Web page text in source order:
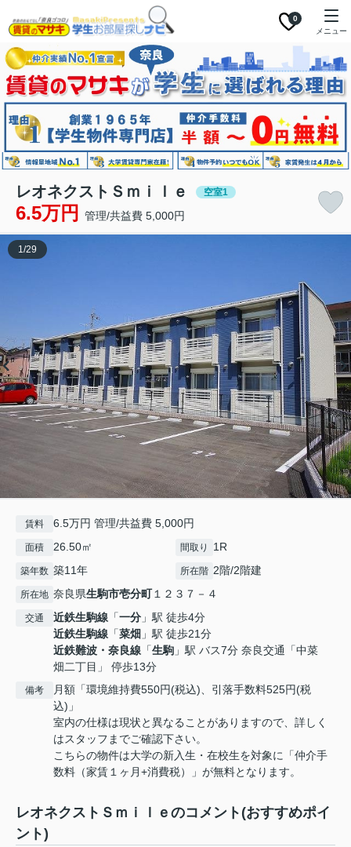
0
メニュー
レオネクストＳｍｉｌｅ 空室1
6.5万円 管理/共益費 5,000円
1/29
賃料 6.5万円 管理/共益費 5,000円
面積 26.50㎡ 間取り 1R
築年数 築11年 所在階 2階/2階建
所在地 奈良県生駒市壱分町１２３７－４
交通 近鉄生駒線 「一分 」駅 徒歩4分
近鉄生駒線 「菜畑 」駅 徒歩21分
近鉄難波・奈良線 「生駒 」駅 バス7分 奈良交通「中菜
畑二丁目」 停歩13分
備考
月額「環境維持費550円(税込)、引落手数料525円(税
込)」
室内の仕様は現状と異なることがありますので、詳しく
はスタッフまでご確認下さい。
こちらの物件は大学の新入生・在校生を対象に「仲介手
数料（家賃１ヶ月+消費税）」が無料となります。
レオネクストＳｍｉｌｅのコメント(おすすめポイ
ント)